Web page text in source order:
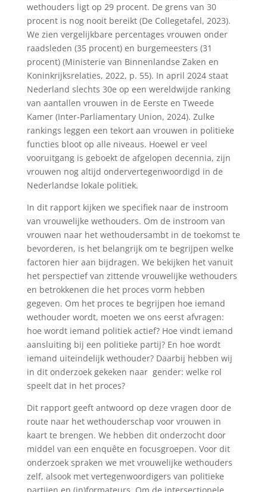
wethouders ligt op 29 procent. De grens van 30
procent is nog nooit bereikt (De Collegetafel, 2023).
We zien vergelijkbare percentages vrouwen onder
raadsleden (35 procent) en burgemeesters (31
procent) (Ministerie van Binnenlandse Zaken en
Koninkrijksrelaties, 2022, p. 55). In april 2024 staat
Nederland slechts 30e op een wereldwijde ranking
van aantallen vrouwen in de Eerste en Tweede
Kamer (Inter-Parliamentary Union, 2024). Zulke
rankings leggen een tekort aan vrouwen in politieke
functies bloot op alle niveaus. Hoewel er veel
vooruitgang is geboekt de afgelopen decennia, zijn
vrouwen nog altijd ondervertegenwoordigd in de
Nederlandse lokale politiek.
In dit rapport kijken we specifiek naar de instroom
van vrouwelijke wethouders. Om de instroom van
vrouwen naar het wethoudersambt in de toekomst te
bevorderen, is het belangrijk om te begrijpen welke
factoren hier aan bijdragen. We bekijken het vanuit
het perspectief van zittende vrouwelijke wethouders
en betrokkenen die het proces vorm hebben
gegeven. Om het proces te begrijpen hoe iemand
wethouder wordt, moeten we ons eerst afvragen:
hoe wordt iemand politiek actief? Hoe vindt iemand
aansluiting bij een politieke partij? En hoe wordt
iemand uiteindelijk wethouder? Daarbij hebben wij
in dit onderzoek gekeken naar gender: welke rol
speelt dat in het proces?
Dit rapport geeft antwoord op deze vragen door de
route naar het wethouderschap voor vrouwen in
kaart te brengen. We hebben dit onderzocht door
middel van een enquête en focusgroepen. Voor dit
onderzoek spraken we met vrouwelijke wethouders
zelf, alsook met vertegenwoordigers van politieke